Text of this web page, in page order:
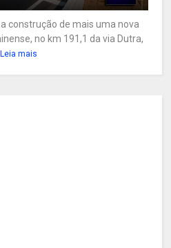
construção de mais uma nova
no km 191,1 da via Dutra,
Leia mais